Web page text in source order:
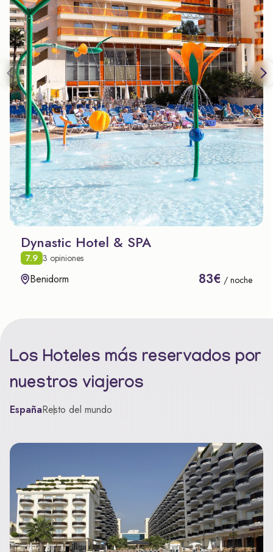
Dynastic Hotel & SPA
7.9 3 opiniones
Benidorm 83€ / noche
Los Hoteles más reservados por
nuestros viajeros
EspañaResto del mundo